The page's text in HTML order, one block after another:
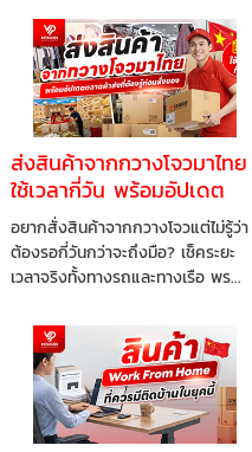
ส่งสินค้าจากกวางโจวมาไทย
ใช้เวลากี่วัน พร้อมอัปเดต
ตลาดค้าส่งที่ต้องรู้ก่อนสั่ง
ของ
อยากสั่งสินค้าจากกวางโจวแต่ไม่รู้ว่า
ต้องรอกี่วันกว่าจะถึงมือ? เช็คระยะ
เวลาจริงทั้งทางรถและทางเรือ พร...